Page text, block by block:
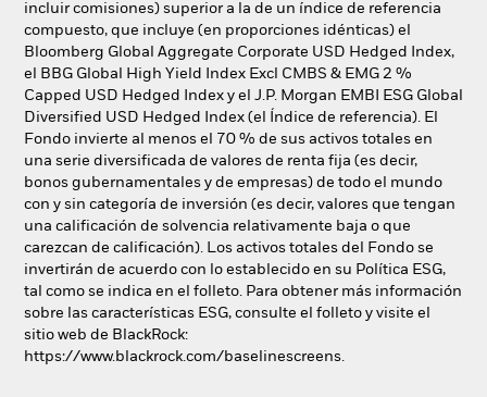
incluir comisiones) superior a la de un índice de referencia
compuesto, que incluye (en proporciones idénticas) el
Bloomberg Global Aggregate Corporate USD Hedged Index,
el BBG Global High Yield Index Excl CMBS & EMG 2 %
Capped USD Hedged Index y el J.P. Morgan EMBI ESG Global
Diversified USD Hedged Index (el Índice de referencia). El
Fondo invierte al menos el 70 % de sus activos totales en
una serie diversificada de valores de renta fija (es decir,
bonos gubernamentales y de empresas) de todo el mundo
con y sin categoría de inversión (es decir, valores que tengan
una calificación de solvencia relativamente baja o que
carezcan de calificación). Los activos totales del Fondo se
invertirán de acuerdo con lo establecido en su Política ESG,
tal como se indica en el folleto. Para obtener más información
sobre las características ESG, consulte el folleto y visite el
sitio web de BlackRock:
https://www.blackrock.com/baselinescreens.